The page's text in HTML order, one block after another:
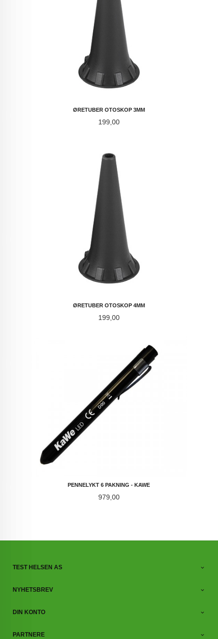
ØRETUBER OTOSKOP 3MM
Pris
199,00
ØRETUBER OTOSKOP 4MM
Pris
199,00
PENNELYKT 6 PAKNING - KAWE
Pris
979,00
TEST HELSEN AS
NYHETSBREV
DIN KONTO
PARTNERE